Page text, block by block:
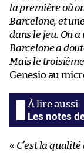
la première où
Barcelone, et
dans le jeu. On
Barcelone a
Mais le
Genesio au
Les notes
« C’est la